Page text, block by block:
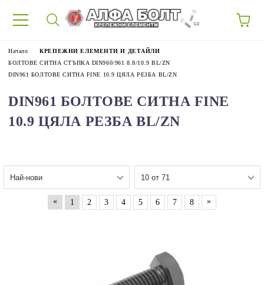
Начало
КРЕПЕЖНИ ЕЛЕМЕНТИ И ДЕТАЙЛИ
БОЛТОВЕ СИТНА СТЪПКА DIN960/961 8.8/10.9 BL/ZN
DIN961 БОЛТОВЕ СИТНА FINE 10.9 ЦЯЛА РЕЗБА BL/ZN
DIN961 БОЛТОВЕ СИТНА FINE
10.9 ЦЯЛА РЕЗБА BL/ZN
« 1 2 3 4 5 6 7 8 »